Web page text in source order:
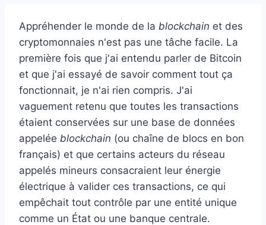
Appréhender le monde de la blockchain et des
cryptomonnaies n'est pas une tâche facile. La
première fois que j'ai entendu parler de Bitcoin
et que j'ai essayé de savoir comment tout ça
fonctionnait, je n'ai rien compris. J'ai
vaguement retenu que toutes les transactions
étaient conservées sur une base de données
appelée blockchain (ou chaîne de blocs en bon
français) et que certains acteurs du réseau
appelés mineurs consacraient leur énergie
électrique à valider ces transactions, ce qui
empêchait tout contrôle par une entité unique
comme un État ou une banque centrale.